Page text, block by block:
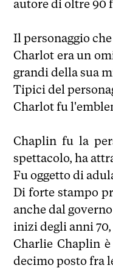
autore di oltre 90
Il personaggio
Charlot era un
grandi della sua
Tipici del
Charlot fu
Chaplin fu la
spettacolo, ha
Fu oggetto di
Di forte stampo
anche dal
inizi degli anni
Charlie Chaplin
decimo posto fra